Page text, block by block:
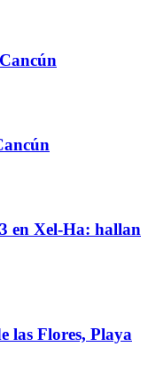
en Xel-Ha: hallan
las Flores, Playa